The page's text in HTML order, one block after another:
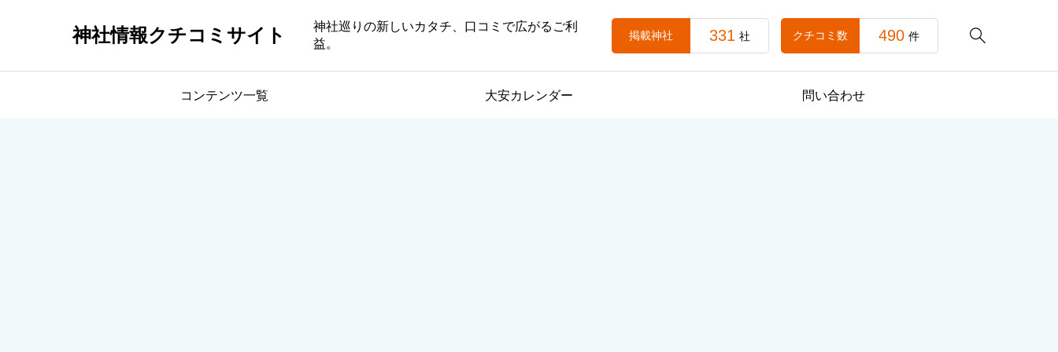
神社情報クチコミサイト
神社巡りの新しいカタチ、口コミで広がるご利
益。

掲載神社 331 社 クチコミ数 490 件
コンテンツ一覧 大安カレンダー 問い合わせ